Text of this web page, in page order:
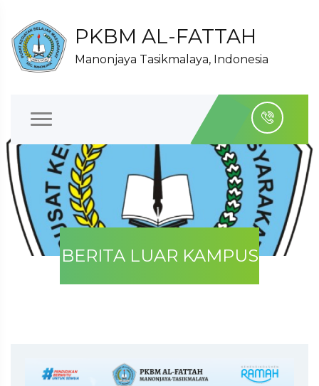
PKBM AL-FATTAH
Manonjaya Tasikmalaya, Indonesia
BERITA LUAR KAMPUS